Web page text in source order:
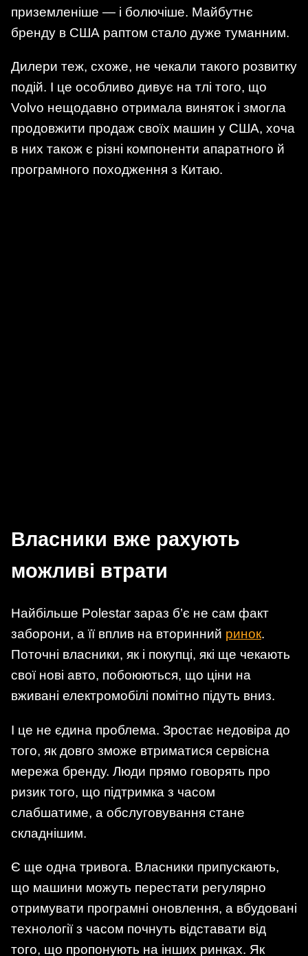
приземленіше — і болючіше. Майбутнє
бренду в США раптом стало дуже туманним.
Дилери теж, схоже, не чекали такого розвитку
подій. І це особливо дивує на тлі того, що
Volvo нещодавно отримала виняток і змогла
продовжити продаж своїх машин у США, хоча
в них також є різні компоненти апаратного й
програмного походження з Китаю.
Власники вже рахують
можливі втрати
Найбільше Polestar зараз б’є не сам факт
заборони, а її вплив на вторинний ринок.
Поточні власники, як і покупці, які ще чекають
свої нові авто, побоюються, що ціни на
вживані електромобілі помітно підуть вниз.
І це не єдина проблема. Зростає недовіра до
того, як довго зможе втриматися сервісна
мережа бренду. Люди прямо говорять про
ризик того, що підтримка з часом
слабшатиме, а обслуговування стане
складнішим.
Є ще одна тривога. Власники припускають,
що машини можуть перестати регулярно
отримувати програмні оновлення, а вбудовані
технології з часом почнуть відставати від
того, що пропонують на інших ринках. Як